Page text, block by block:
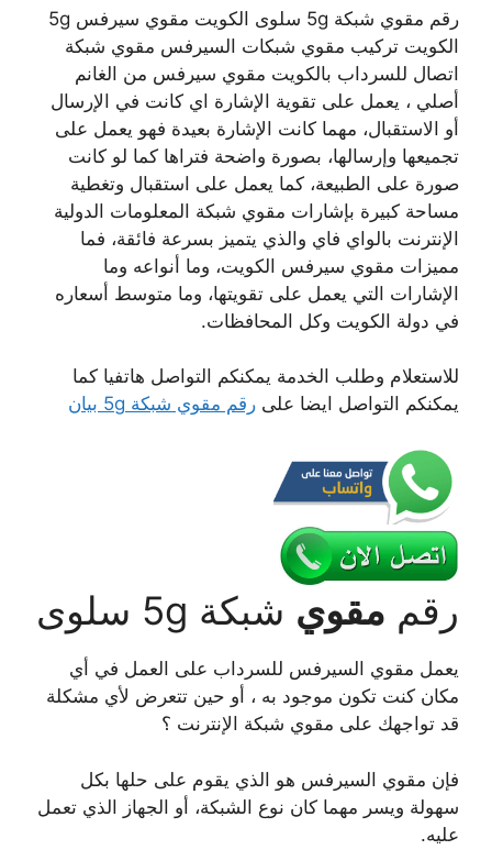
رقم مقوي شبكة 5g سلوى الكويت مقوي سيرفس 5g
الكويت تركيب مقوي شبكات السيرفس مقوي شبكة
اتصال للسرداب بالكويت مقوي سيرفس من الغانم
أصلي ، يعمل على تقوية الإشارة اي كانت في الإرسال
أو الاستقبال، مهما كانت الإشارة بعيدة فهو يعمل على
تجميعها وإرسالها، بصورة واضحة فتراها كما لو كانت
صورة على الطبيعة، كما يعمل على استقبال وتغطية
مساحة كبيرة بإشارات مقوي شبكة المعلومات الدولية
الإنترنت بالواي فاي والذي يتميز بسرعة فائقة، فما
مميزات مقوي سيرفس الكويت، وما أنواعه وما
الإشارات التي يعمل على تقويتها، وما متوسط أسعاره
في دولة الكويت وكل المحافظات.
للاستعلام وطلب الخدمة يمكنكم التواصل هاتفيا كما
يمكنكم التواصل ايضا على رقم مقوي شبكة 5g بيان
رقم مقوي شبكة 5g سلوى
يعمل مقوي السيرفس للسرداب على العمل في أي
مكان كنت تكون موجود به ، أو حين تتعرض لأي مشكلة
قد تواجهك على مقوي شبكة الإنترنت ؟
فإن مقوي السيرفس هو الذي يقوم على حلها بكل
سهولة ويسر مهما كان نوع الشبكة، أو الجهاز الذي تعمل
عليه.